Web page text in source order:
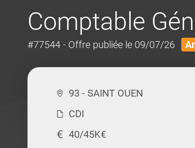
Comptable
#77544 - Offre publiée le 09/07/26
93 - SAINT OUEN
CDI
40/45K€